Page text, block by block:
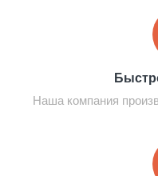
Наша компания